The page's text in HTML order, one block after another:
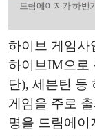
드림에이지가 하반
하이브 게임사
하이브IM으로
단), 세븐틴 등
게임을 주로
명을 드림에이